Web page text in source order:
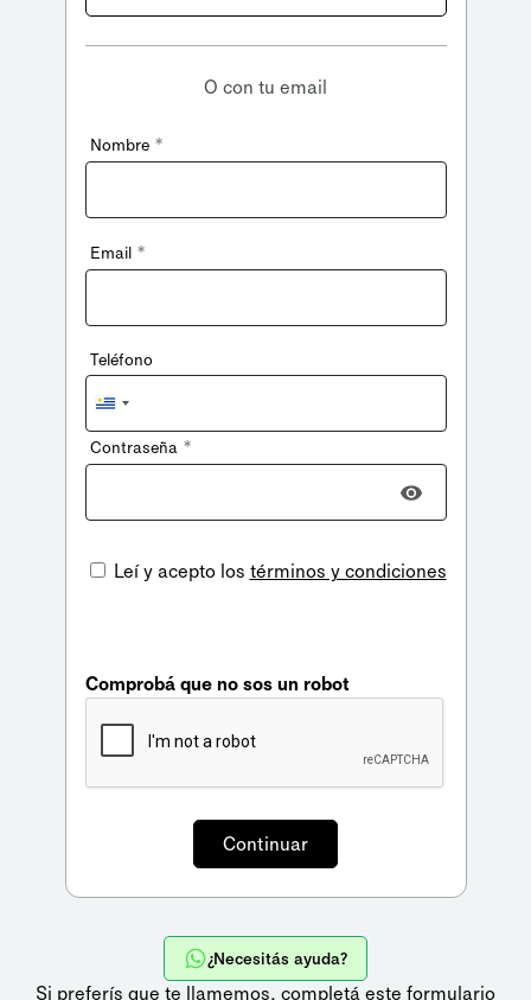
O con tu email
Nombre *
Email *
Teléfono
Uruguay
+598
Contraseña *
Leí y acepto los términos y condiciones
Comprobá que no sos un robot
¿Necesitás ayuda?
Si preferís que te llamemos, completá este formulario